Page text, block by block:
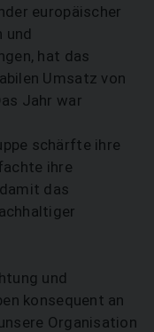
europäischer
und
hat das
Umsatz von
Jahr war
schärfte ihre
ihre
das
und
konsequent an
Organisation